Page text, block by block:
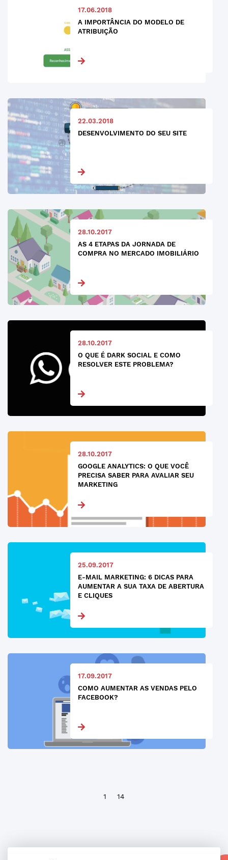
17.06.2018
A IMPORTÂNCIA DO MODELO DE
ATRIBUIÇÃO
22.03.2018
DESENVOLVIMENTO DO SEU SITE
28.10.2017
AS 4 ETAPAS DA JORNADA DE
COMPRA NO MERCADO IMOBILIÁRIO
28.10.2017
O QUE É DARK SOCIAL E COMO
RESOLVER ESTE PROBLEMA?
28.10.2017
GOOGLE ANALYTICS: O QUE VOCÊ
PRECISA SABER PARA AVALIAR SEU
MARKETING
25.09.2017
E-MAIL MARKETING: 6 DICAS PARA
AUMENTAR A SUA TAXA DE ABERTURA
E CLIQUES
17.09.2017
COMO AUMENTAR AS VENDAS PELO
FACEBOOK?
1 14